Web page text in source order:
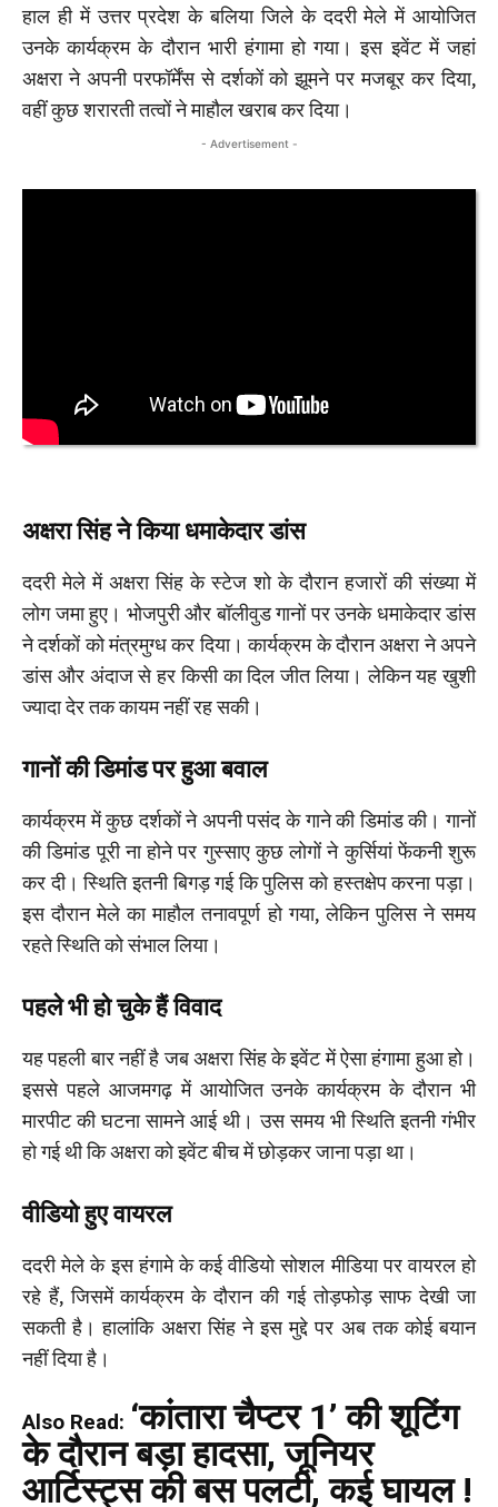
हाल ही में उत्तर प्रदेश के बलिया जिले के ददरी मेले में आयोजित
उनके कार्यक्रम के दौरान भारी हंगामा हो गया। इस इवेंट में जहां
अक्षरा ने अपनी परफॉर्मेंस से दर्शकों को झूमने पर मजबूर कर दिया,
वहीं कुछ शरारती तत्वों ने माहौल खराब कर दिया।
- Advertisement -
अक्षरा सिंह ने किया धमाकेदार डांस
ददरी मेले में अक्षरा सिंह के स्टेज शो के दौरान हजारों की संख्या में
लोग जमा हुए। भोजपुरी और बॉलीवुड गानों पर उनके धमाकेदार डांस
ने दर्शकों को मंत्रमुग्ध कर दिया। कार्यक्रम के दौरान अक्षरा ने अपने
डांस और अंदाज से हर किसी का दिल जीत लिया। लेकिन यह खुशी
ज्यादा देर तक कायम नहीं रह सकी।
गानों की डिमांड पर हुआ बवाल
कार्यक्रम में कुछ दर्शकों ने अपनी पसंद के गाने की डिमांड की। गानों
की डिमांड पूरी ना होने पर गुस्साए कुछ लोगों ने कुर्सियां फेंकनी शुरू
कर दी। स्थिति इतनी बिगड़ गई कि पुलिस को हस्तक्षेप करना पड़ा।
इस दौरान मेले का माहौल तनावपूर्ण हो गया, लेकिन पुलिस ने समय
रहते स्थिति को संभाल लिया।
पहले भी हो चुके हैं विवाद
यह पहली बार नहीं है जब अक्षरा सिंह के इवेंट में ऐसा हंगामा हुआ हो।
इससे पहले आजमगढ़ में आयोजित उनके कार्यक्रम के दौरान भी
मारपीट की घटना सामने आई थी। उस समय भी स्थिति इतनी गंभीर
हो गई थी कि अक्षरा को इवेंट बीच में छोड़कर जाना पड़ा था।
वीडियो हुए वायरल
ददरी मेले के इस हंगामे के कई वीडियो सोशल मीडिया पर वायरल हो
रहे हैं, जिसमें कार्यक्रम के दौरान की गई तोड़फोड़ साफ देखी जा
सकती है। हालांकि अक्षरा सिंह ने इस मुद्दे पर अब तक कोई बयान
नहीं दिया है।
Also Read: ‘कांतारा चैप्टर 1’ की शूटिंग
के दौरान बड़ा हादसा, जूनियर
आर्टिस्ट्स की बस पलटी, कई घायल !